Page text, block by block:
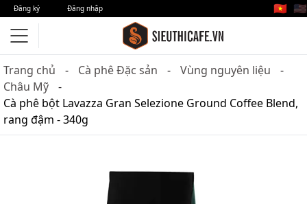
Đăng ký Đăng nhập 🇻🇳 🇺🇸
Trang chủ Cà phê Đặc sản
Vùng nguyên liệu
Châu Mỹ
Cà phê bột Lavazza Gran Selezione Ground Coffee Blend,
rang đậm - 340g